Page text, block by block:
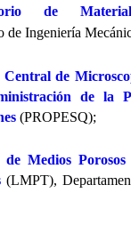
de
de Ingeniería
de
de la
(PROPESQ);
Medios Porosos
(LMPT),